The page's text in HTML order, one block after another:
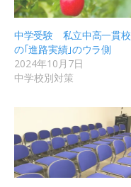
中学受験 私立中高一貫校
の｢進路実績｣のウラ側
2024年10月7日
中学校別対策